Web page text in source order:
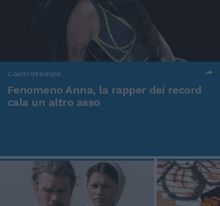
Controtempo
Fenomeno Anna, la rapper dei record
cala un altro asso